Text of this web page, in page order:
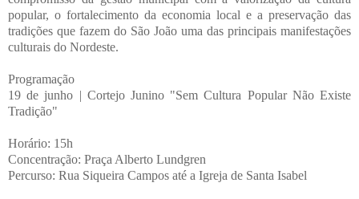
popular, o fortalecimento da economia local e a preservação das
tradições que fazem do São João uma das principais manifestações
culturais do Nordeste.
Programação
19 de junho | Cortejo Junino "Sem Cultura Popular Não Existe
Tradição"
Horário: 15h
Concentração: Praça Alberto Lundgren
Percurso: Rua Siqueira Campos até a Igreja de Santa Isabel